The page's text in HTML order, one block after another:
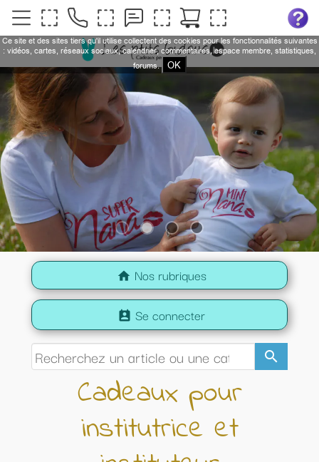
home Nos rubriques
search
perm_contact_calendar Se connecter
Cadeaux pour
institutrice et
Ce site et des sites tiers qu'il utilise collectent des cookies pour les fonctionnalités suivantes
: vidéos, cartes, réseaux sociaux, calendrier, commentaires, espace membre, statistiques,
forums.
OK